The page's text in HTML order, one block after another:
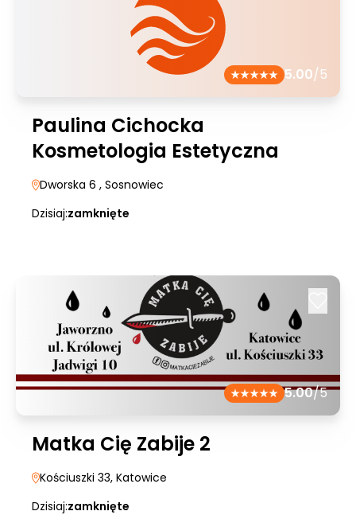
5.00/5
Paulina Cichocka
Kosmetologia Estetyczna
Dworska 6 , Sosnowiec
Dzisiaj:zamknięte
5.00/5
Matka Cię Zabije 2
Kościuszki 33, Katowice
Dzisiaj:zamknięte